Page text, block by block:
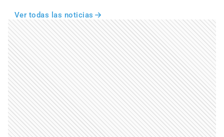
Ver todas las noticias